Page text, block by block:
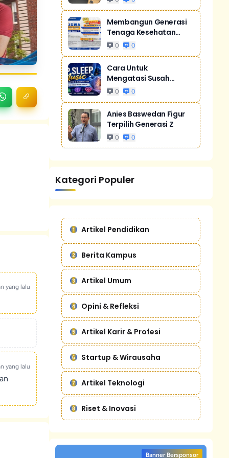
yang lalu
yang lalu
Membangun Generasi
Tenaga Kesehatan
Unggul Dan Men...
0 0
Cara Untuk
Mengatasi Susah
Tidur Akibat Stres
0 0
Anies Baswedan Figur
Terpilih Generasi Z
0 0
Kategori Populer
Artikel Pendidikan
Berita Kampus
Artikel Umum
Opini & Refleksi
Artikel Karir & Profesi
Startup & Wirausaha
Artikel Teknologi
Riset & Inovasi
Banner Bersponsor